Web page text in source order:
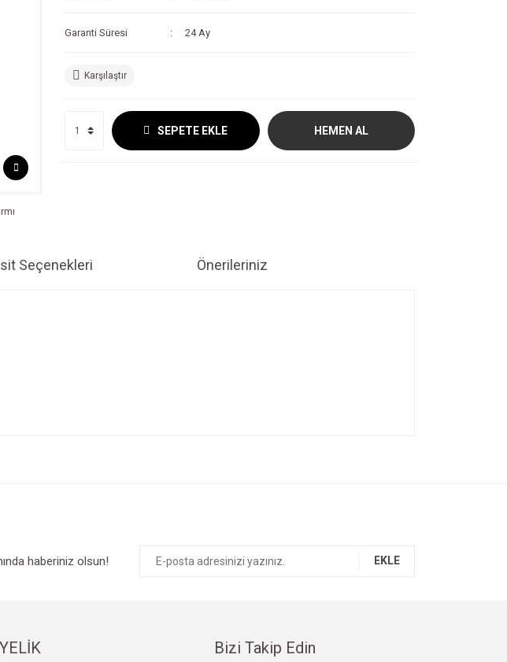
Garanti Süresi 24 Ay
Karşılaştır
SEPETE EKLE HEMEN AL
Seçenekleri Önerileriniz
haberiniz olsun! EKLE
Bizi Takip Edin